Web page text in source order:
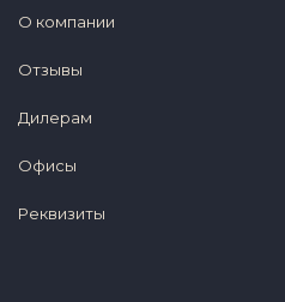
О компании
Отзывы
Дилерам
Офисы
Реквизиты